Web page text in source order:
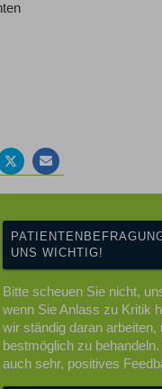
teilen
teilen
UNS WICHTIG!
Bitte scheuen Sie nicht,
wenn Sie Anlass zu Kritik
wir ständig daran arbeiten,
bestmöglich zu
auch sehr, positives